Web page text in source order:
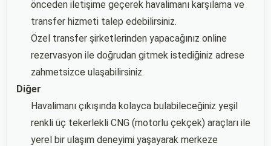
önceden iletişime geçerek havalimanı karşılama ve
transfer hizmeti talep edebilirsiniz.
Özel transfer şirketlerinden yapacağınız online
rezervasyon ile doğrudan gitmek istediğiniz adrese
zahmetsizce ulaşabilirsiniz.
Diğer
Havalimanı çıkışında kolayca bulabileceğiniz yeşil
renkli üç tekerlekli CNG (motorlu çekçek) araçları ile
yerel bir ulaşım deneyimi yaşayarak merkeze